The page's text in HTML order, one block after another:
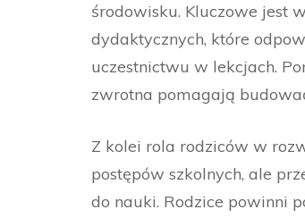
środowisku. Kluczowe jest
dydaktycznych, które
uczestnictwu w lekcjach.
zwrotna pomagają
Z kolei rola rodziców w
postępów szkolnych, ale
do nauki. Rodzice powinni